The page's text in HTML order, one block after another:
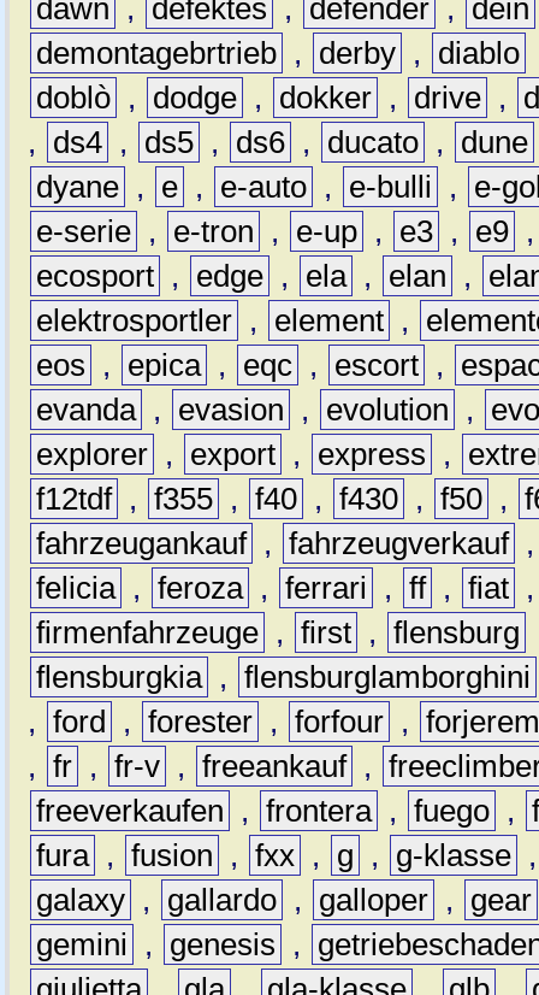
dawn , defektes , defender , dein
demontagebrtrieb , derby , diablo
doblò , dodge , dokker , drive ,
,
ds4 , ds5 , ds6 , ducato , dune
dyane , e , e-auto , e-bulli ,
e-
e-serie , e-tron , e-up , e3 , e9
ecosport , edge , ela , elan ,
elektrosportler , element ,
eos
, epica , eqc , escort ,
evanda , evasion , evolution ,
explorer , export , express ,
f12tdf , f355 , f40 , f430 , f50 ,
fahrzeugankauf , fahrzeugverkauf
felicia , feroza , ferrari , ff , fiat
firmenfahrzeuge , first , flensburg
flensburgkia , flensburglamborghini
, ford , forester , forfour ,
, fr , fr-v , freeankauf ,
freeverkaufen
, frontera , fuego ,
fura , fusion , fxx , g , g-klasse
galaxy , gallardo , galloper ,
gear
gemini
, genesis ,